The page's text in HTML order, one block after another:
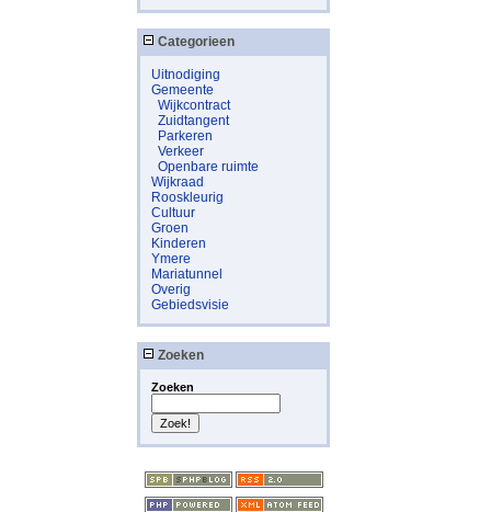
Categorieen
Uitnodiging
Gemeente
Wijkcontract
Zuidtangent
Parkeren
Verkeer
Openbare ruimte
Wijkraad
Rooskleurig
Cultuur
Groen
Kinderen
Ymere
Mariatunnel
Overig
Gebiedsvisie
Zoeken
Zoeken